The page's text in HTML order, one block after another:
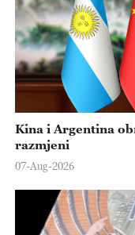
Kina i Argentina
razmjeni
07-Aug-2026